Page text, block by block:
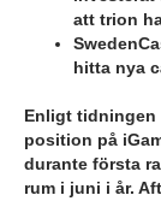
att trion
hitta nya
Enligt tidningen
position på
durante första
rum i juni i år.